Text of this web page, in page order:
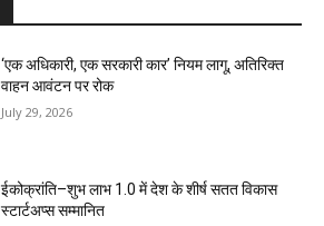
‘एक अधिकारी, एक सरकारी कार’ नियम लागू, अतिरिक्त
वाहन आवंटन पर रोक
July 29, 2026
ईकोक्रांति–शुभ लाभ 1.0 में देश के शीर्ष सतत विकास
स्टार्टअप्स सम्मानित